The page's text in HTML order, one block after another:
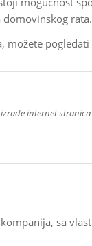
rata.
možete pogledati
internet
sa